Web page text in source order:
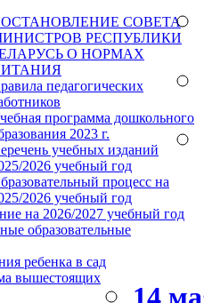
СОВЕТА
РЕСПУБЛИКИ
О НОРМАХ
педагогических
программа дошкольного
2023 г.
учебных изданий
2026 учебный год
процесс на
2026 учебный год
на 2026/2027 учебный год
образовательные
ребенка в сад
вышестоящих